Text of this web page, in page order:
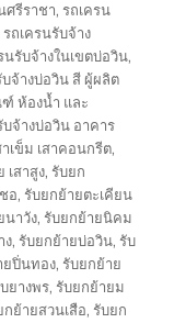
ศรีราชา,รถเครน
รถเครนรับจ้าง
นรับจ้างในเขตบ่อวิน,
บจ้างบ่อวิน สี ผู้ผลิต
ห้องน้ำ และ
บจ้างบ่อวิน อาคาร
เข็ม เสาคอนกรีต,
เสาสูง,รับยก
อ,รับยกย้ายตะเคียน
นาวัง,รับยกย้ายนิคม
ง,รับยกย้ายบ่อวิน,รับ
ยปิ่นทอง,รับยกย้าย
ยางพร,รับยกย้ายม
กย้ายสวนเสือ,รับยก